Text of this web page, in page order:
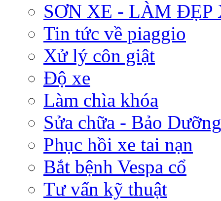
SƠN XE - LÀM ĐẸP
Tin tức về piaggio
Xử lý côn giật
Độ xe
Làm chìa khóa
Sửa chữa - Bảo
Phục hồi xe tai nạn
Bắt bệnh Vespa cổ
Tư vấn kỹ thuật